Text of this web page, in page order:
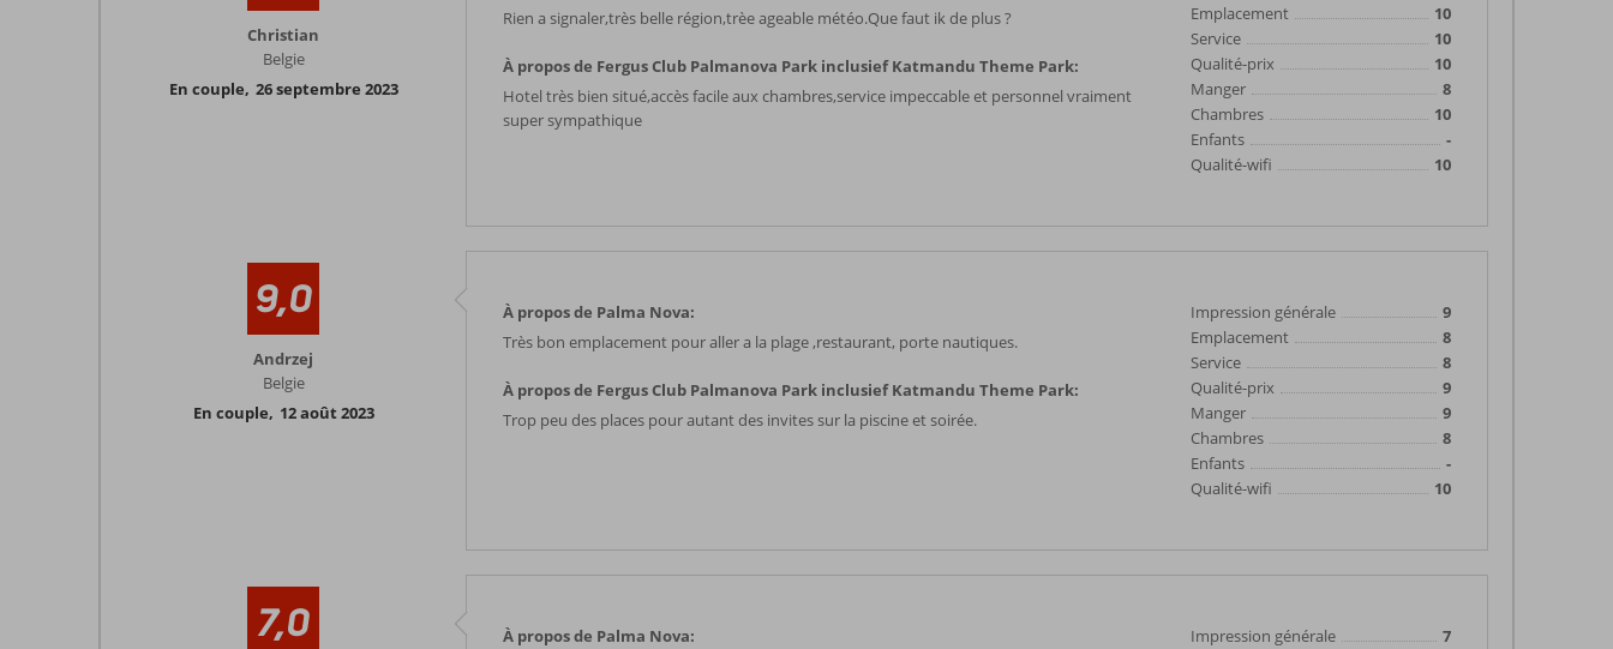
Christian
Belgie
En couple, 26 septembre 2023
Rien a signaler,très belle région,trèe ageable météo.Que faut ik de plus ?
À propos de Fergus Club Palmanova Park inclusief Katmandu Theme Park:
Hotel très bien situé,accès facile aux chambres,service impeccable et personnel vraiment
super sympathique
Emplacement
10
Service
10
Qualité-prix
10
Manger
8
Chambres
10
Enfants
-
Qualité-wifi
10
9,0
Andrzej
Belgie
En couple, 12 août 2023
À propos de Palma Nova:
Très bon emplacement pour aller a la plage ,restaurant, porte nautiques.
À propos de Fergus Club Palmanova Park inclusief Katmandu Theme Park:
Trop peu des places pour autant des invites sur la piscine et soirée.
Impression générale
9
Emplacement
8
Service
8
Qualité-prix
9
Manger
9
Chambres
8
Enfants
-
Qualité-wifi
10
7,0
À propos de Palma Nova:
Impression générale
7